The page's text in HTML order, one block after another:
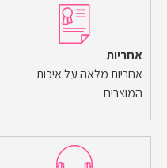
אחריות
אחריות מלאה על איכות
המוצרים